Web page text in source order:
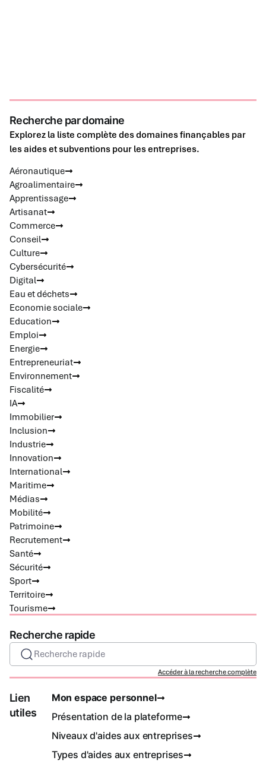
Recherche par domaine
Explorez la liste complète des domaines finançables par
les aides et subventions pour les entreprises.
Aéronautique
Agroalimentaire
Apprentissage
Artisanat
Commerce
Conseil
Culture
Cybersécurité
Digital
Eau et déchets
Economie sociale
Education
Emploi
Energie
Entrepreneuriat
Environnement
Fiscalité
IA
Immobilier
Inclusion
Industrie
Innovation
International
Maritime
Médias
Mobilité
Patrimoine
Recrutement
Santé
Sécurité
Sport
Territoire
Tourisme
Recherche rapide
Recherche rapide
Accéder à la recherche complète
Lien
utiles
Mon espace personnel
Présentation de la plateforme
Niveaux d'aides aux entreprises
Types d'aides aux entreprises